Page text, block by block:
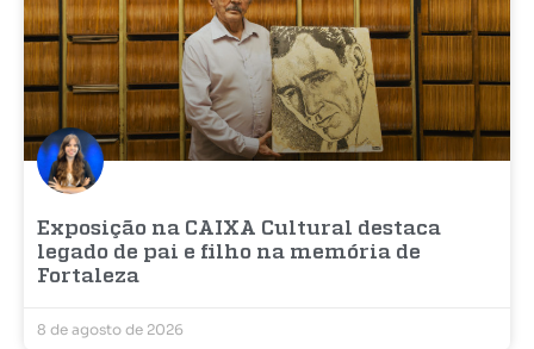
Exposição na CAIXA Cultural destaca
legado de pai e filho na memória de
Fortaleza
8 de agosto de 2026